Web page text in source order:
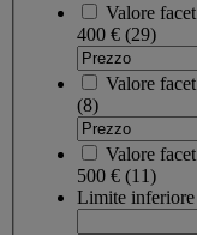
Valore facet
400 € (29)
Valore facet
(8)
Valore facet
500 € (11)
Limite inferiore